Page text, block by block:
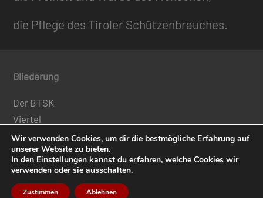
die Pflege des Tiroler Schützenbrauches.
Gliederung
Der BTSK
Viertel
Regimente
Schützenbezirke
Bataillone / Talschaften
Kompanien
Wir verwenden Cookies, um dir die bestmögliche Erfahrung auf
unserer Website zu bieten.
In den Einstellungen kannst du erfahren, welche Cookies wir
verwenden oder sie ausschalten.
Zustimmen Ablehnen